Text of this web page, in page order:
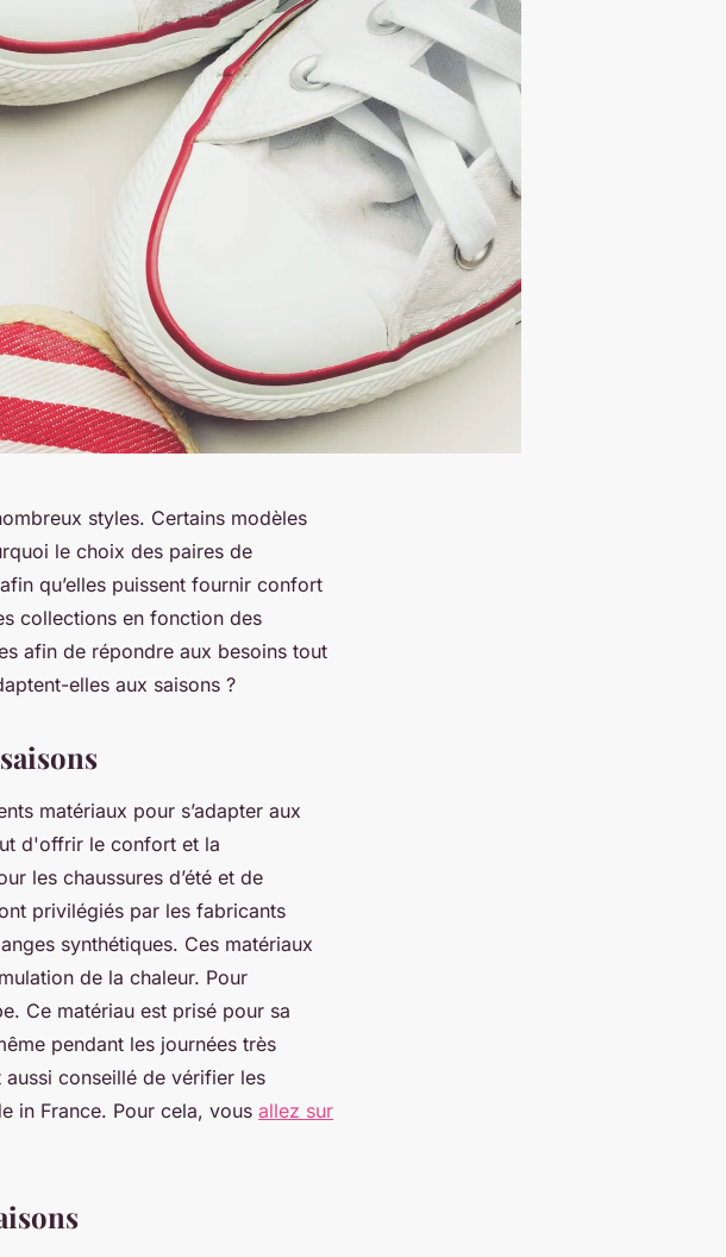
styles. Certains modèles
le choix des paires de
qu’elles puissent fournir confort
collections en fonction des
afin de répondre aux besoins tout
elles aux saisons ?
matériaux pour s’adapter aux
d'offrir le confort et la
les chaussures d’été et de
privilégiés par les fabricants
synthétiques. Ces matériaux
de la chaleur. Pour
Ce matériau est prisé pour sa
pendant les journées très
conseillé de vérifier les
in France. Pour cela, vous allez sur